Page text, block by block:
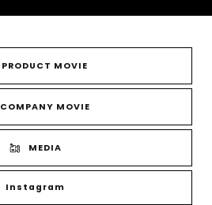
PRODUCT MOVIE
COMPANY MOVIE
MEDIA
Instagram